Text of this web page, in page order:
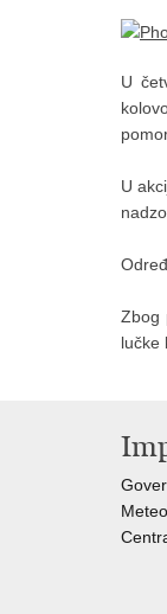
U
U
Zbog
lučke